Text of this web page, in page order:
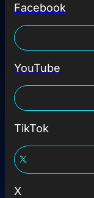
Facebook
YouTube
TikTok
X